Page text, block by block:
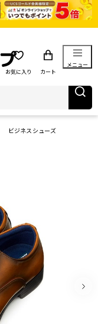
お気に入り カート
メニュー
ビジネスシューズ